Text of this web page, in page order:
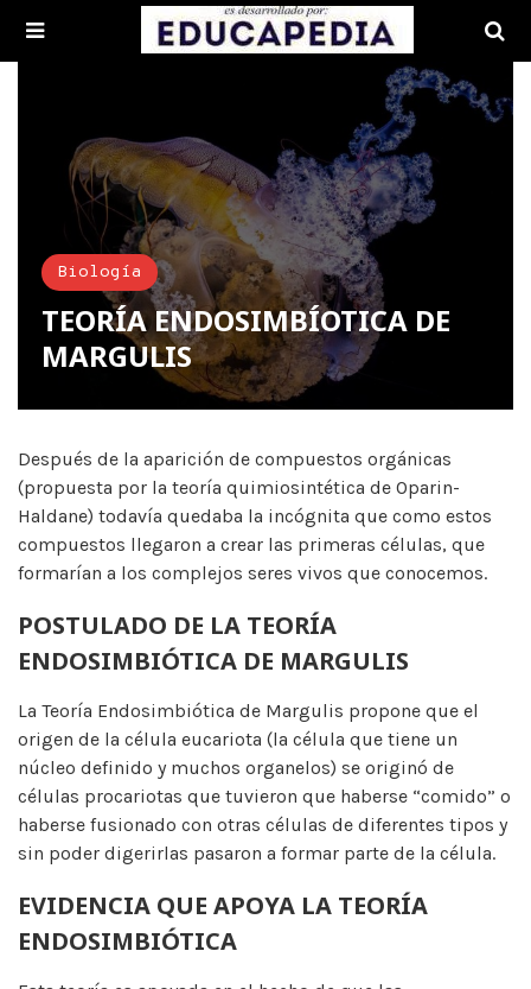
Biología
TEORÍA ENDOSIMBÍOTICA DE
MARGULIS
Después de la aparición de compuestos orgánicas
(propuesta por la teoría quimiosintética de Oparin-
Haldane) todavía quedaba la incógnita que como estos
compuestos llegaron a crear las primeras células, que
formarían a los complejos seres vivos que conocemos.
POSTULADO DE LA TEORÍA
ENDOSIMBIÓTICA DE MARGULIS
La Teoría Endosimbiótica de Margulis propone que el
origen de la célula eucariota (la célula que tiene un
núcleo definido y muchos organelos) se originó de
células procariotas que tuvieron que haberse “comido” o
haberse fusionado con otras células de diferentes tipos y
sin poder digerirlas pasaron a formar parte de la célula.
EVIDENCIA QUE APOYA LA TEORÍA
ENDOSIMBIÓTICA